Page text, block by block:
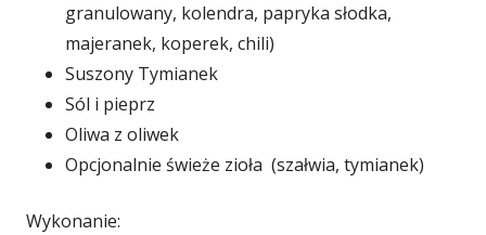
granulowany, kolendra, papryka słodka,
majeranek, koperek, chili)
Suszony Tymianek
Sól i pieprz
Oliwa z oliwek
Opcjonalnie świeże zioła (szałwia, tymianek)
Wykonanie: